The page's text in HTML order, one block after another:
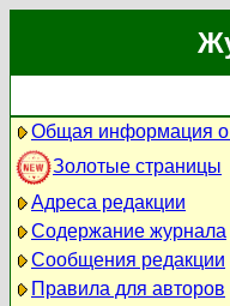
Общая информация о
Золотые страницы
Адреса редакции
Содержание журнала
Сообщения редакции
Правила для авторов